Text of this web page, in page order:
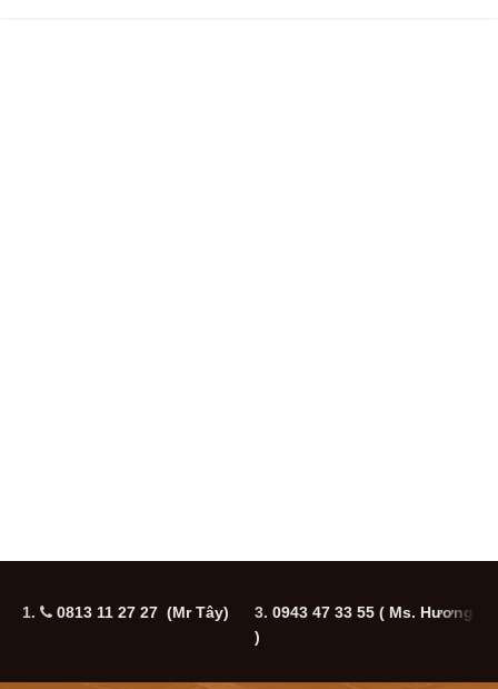
1. 0813 11 27 27 (Mr Tây) 3. 0943 47 33 55 ( Ms. Hương
)